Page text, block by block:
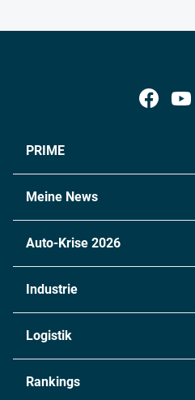
PRIME
Meine News
Auto-Krise 2026
Industrie
Chemie
Logistik
Rankings